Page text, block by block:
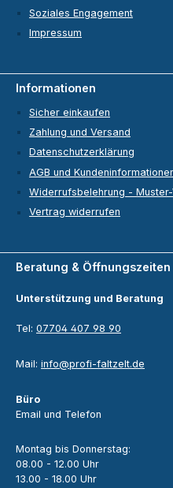
Beratung & Öffnungszeiten
Unterstützung und Beratung
Tel: 07704 407 98 90
Mail: info@profi-faltzelt.de
Büro
Email und Telefon
Montag bis Donnerstag:
08.00 - 12.00 Uhr
13.00 - 18.00 Uhr
Soziales Engagement
Impressum
Informationen
Sicher einkaufen
Zahlung und Versand
Datenschutzerklärung
AGB und
Widerrufsbelehrung -
Vertrag widerrufen